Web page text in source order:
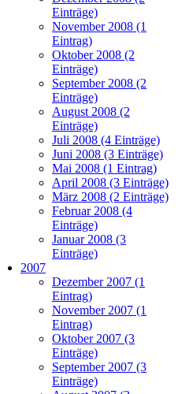
Einträge)
November 2008 (1
Eintrag)
Oktober 2008 (2
Einträge)
September 2008 (2
Einträge)
August 2008 (2
Einträge)
Juli 2008 (4 Einträge)
Juni 2008 (3 Einträge)
Mai 2008 (1 Eintrag)
April 2008 (3 Einträge)
März 2008 (2 Einträge)
Februar 2008 (4
Einträge)
Januar 2008 (3
Einträge)
2007
Dezember 2007 (1
Eintrag)
November 2007 (1
Eintrag)
Oktober 2007 (3
Einträge)
September 2007 (3
Einträge)